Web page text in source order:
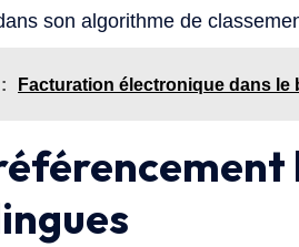
son algorithme de
Facturation électronique dans